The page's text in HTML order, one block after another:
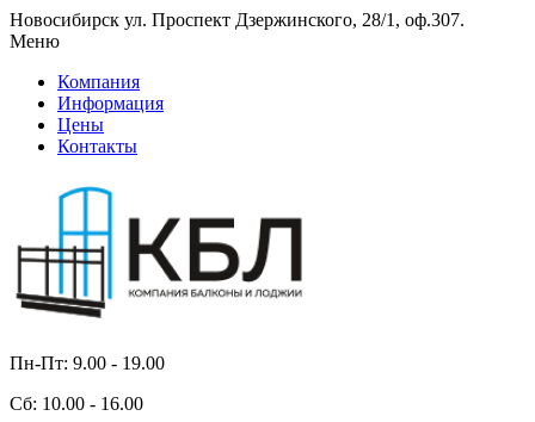
Новосибирск ул. Проспект Дзержинского, 28/1, оф.307.
Меню
Компания
Информация
Цены
Контакты
Пн-Пт: 9.00 - 19.00
Сб: 10.00 - 16.00